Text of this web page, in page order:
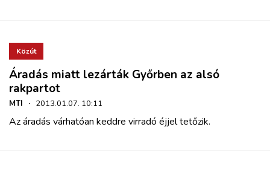
Közút
Áradás miatt lezárták Győrben az alsó
rakpartot
MTI · 2013.01.07. 10:11
Az áradás várhatóan keddre virradó éjjel tetőzik.